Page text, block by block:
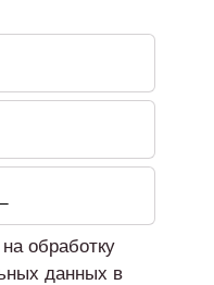
обработку
данных в